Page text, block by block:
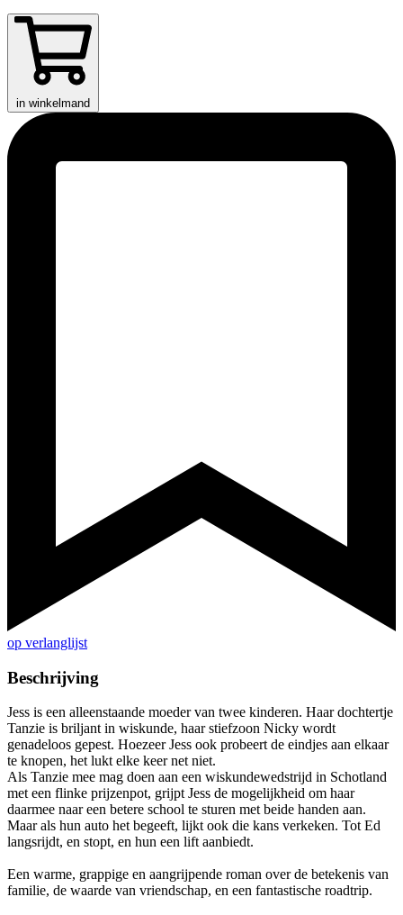
in winkelmand
op verlanglijst
Beschrijving
Jess is een alleenstaande moeder van twee kinderen. Haar dochtertje
Tanzie is briljant in wiskunde, haar stiefzoon Nicky wordt
genadeloos gepest. Hoezeer Jess ook probeert de eindjes aan elkaar
te knopen, het lukt elke keer net niet.
Als Tanzie mee mag doen aan een wiskundewedstrijd in Schotland
met een flinke prijzenpot, grijpt Jess de mogelijkheid om haar
daarmee naar een betere school te sturen met beide handen aan.
Maar als hun auto het begeeft, lijkt ook die kans verkeken. Tot Ed
langsrijdt, en stopt, en hun een lift aanbiedt.
Een warme, grappige en aangrijpende roman over de betekenis van
familie, de waarde van vriendschap, en een fantastische roadtrip.